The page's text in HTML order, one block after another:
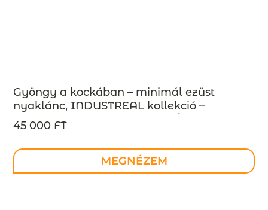
Gyöngy a kockában – minimál ezüst
nyaklánc, INDUSTREAL kollekció –
design ékszer – MEGRENDELÉSRE
45 000 FT
MEGNÉZEM